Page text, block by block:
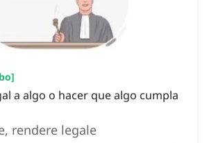
]
a algo o hacer que algo cumpla
rendere legale